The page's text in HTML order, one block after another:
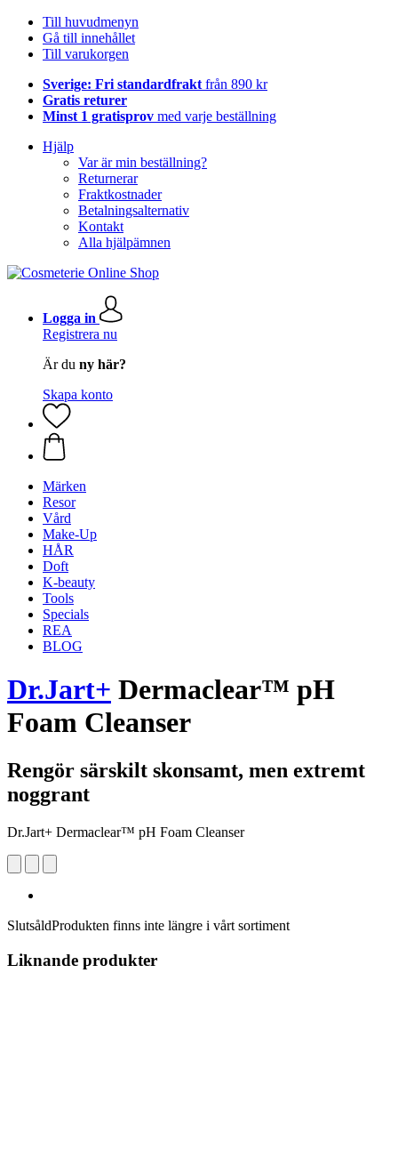
Till huvudmenyn
Gå till innehållet
Till varukorgen
Sverige: Fri standardfrakt från 890 kr
Gratis returer
Minst 1 gratisprov med varje beställning
Hjälp
Var är min beställning?
Returnerar
Fraktkostnader
Betalningsalternativ
Kontakt
Alla hjälpämnen
Logga in
Registrera nu
Är du ny här?
Skapa konto
Märken
Resor
Vård
Make-Up
HÅR
Doft
K-beauty
Tools
Specials
REA
BLOG
Dr.Jart+ Dermaclear™ pH
Foam Cleanser
Rengör särskilt skonsamt, men extremt
noggrant
Dr.Jart+ Dermaclear™ pH Foam Cleanser
SlutsåldProdukten finns inte längre i vårt sortiment
Liknande produkter